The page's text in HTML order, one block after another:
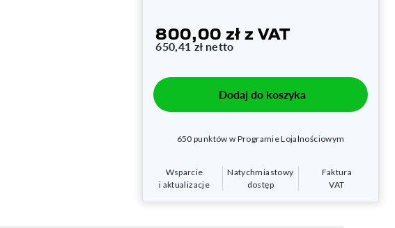
800,00 złz VAT
650,41 zł netto
Dodaj do koszyka
650 punktów w Programie Lojalnościowym
Wsparcie
i aktualizacje
Natychmiastowy
dostęp
Faktura
VAT